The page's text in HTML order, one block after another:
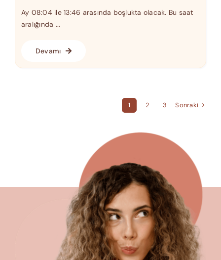
Ay 08:04 ile 13:46 arasında boşlukta olacak. Bu saat
aralığında ...
Devamı
1 2 3 Sonraki